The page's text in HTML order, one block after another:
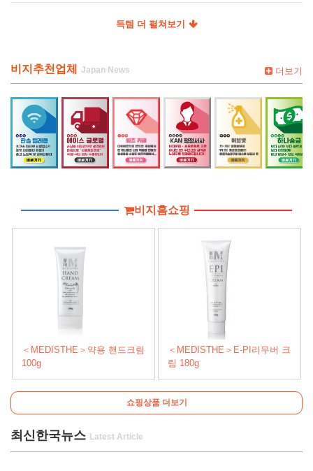
득템 더 펼쳐보기
비지추천업체 더보기
비지홈쇼핑
＜MEDISTHE＞약용 핸드크림
100g
＜MEDISTHE＞E-PI리무버 크
림 180g
쇼핑상품 더보기
최신한국뉴스